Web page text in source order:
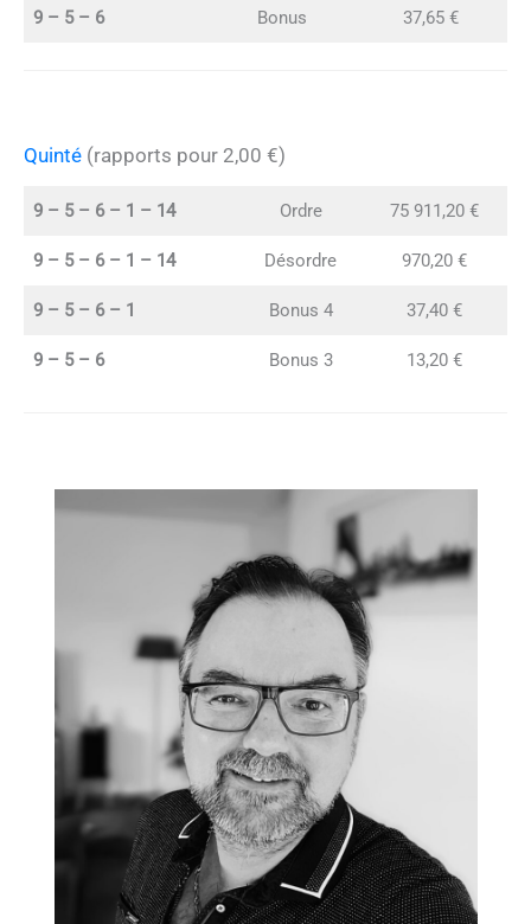
9 – 5 – 6 Bonus 37,65 €
Quinté (rapports pour 2,00 €)
9 – 5 – 6 – 1 – 14 Ordre 75 911,20 €
9 – 5 – 6 – 1 – 14 Désordre 970,20 €
9 – 5 – 6 – 1 Bonus 4 37,40 €
9 – 5 – 6 Bonus 3 13,20 €